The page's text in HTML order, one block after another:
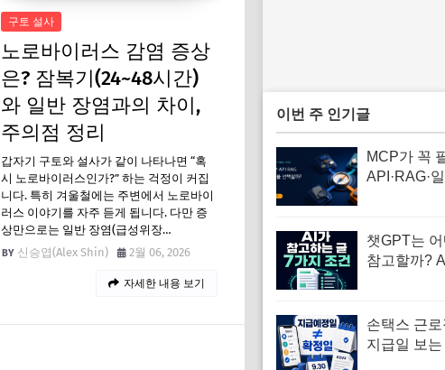
구토 설사
노로바이러스 감염 증상
은? 잠복기(24~48시간)
와 일반 장염과의 차이,
주의점 정리
갑자기 구토와 설사가 같이 나타나면 “혹
시 노로바이러스인가?” 하는 걱정이 커집
니다. 특히 겨울철에는 주변에서 노로바이
러스 이야기를 자주 듣게 됩니다. 다만 증
상만으로는 일반 장염(급성위장…
신승엽(Alex Shin)
2월 06, 2026
자세한 내용 보기
이번 주 인기글
MCP가 꼭
API·RAG·
챗GPT는
참고할까?
손택스 근
지급일 보